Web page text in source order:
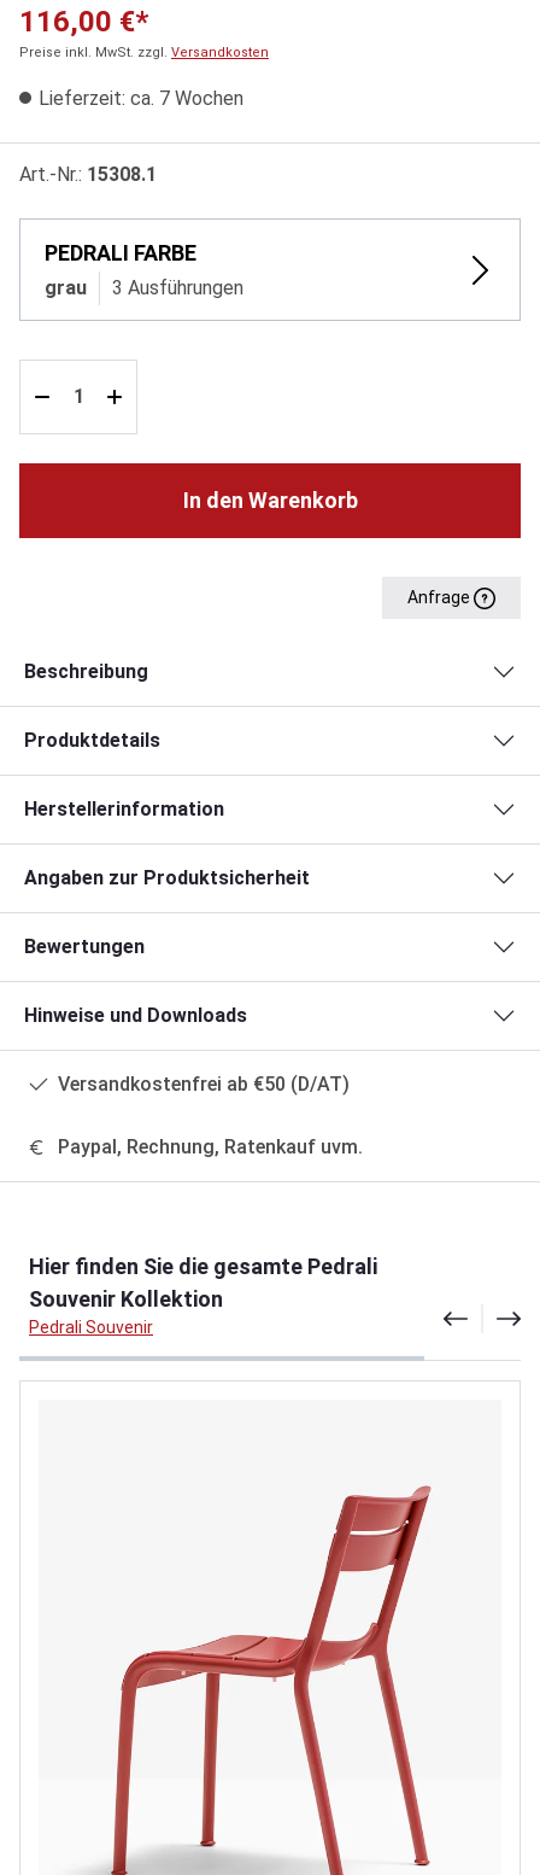
116,00 €*
Preise inkl. MwSt. zzgl. Versandkosten
Lieferzeit: ca. 7 Wochen
Art.-Nr.: 15308.1
PEDRALI FARBE
grau 3 Ausführungen
In den Warenkorb
Anfrage
Beschreibung
Produktdetails
Herstellerinformation
Angaben zur Produktsicherheit
Bewertungen
Hinweise und Downloads
Versandkostenfrei ab €50 (D/AT)
Paypal, Rechnung, Ratenkauf uvm.
Hier finden Sie die gesamte Pedrali
Souvenir Kollektion
Pedrali Souvenir